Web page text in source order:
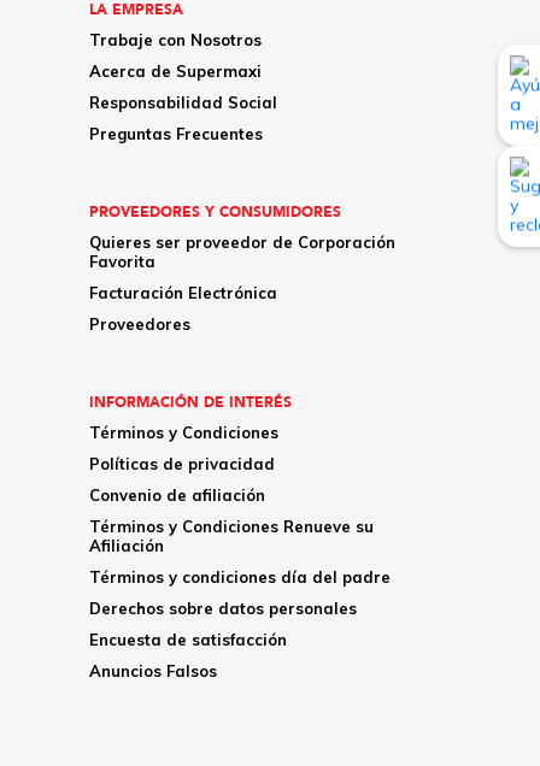
LA EMPRESA
Trabaje con Nosotros
Acerca de Supermaxi
Responsabilidad Social
Preguntas Frecuentes
PROVEEDORES Y CONSUMIDORES
Quieres ser proveedor de Corporación
Favorita
Facturación Electrónica
Proveedores
INFORMACIÓN DE INTERÉS
Términos y Condiciones
Políticas de privacidad
Convenio de afiliación
Términos y Condiciones Renueve su
Afiliación
Términos y condiciones día del padre
Derechos sobre datos personales
Encuesta de satisfacción
Anuncios Falsos